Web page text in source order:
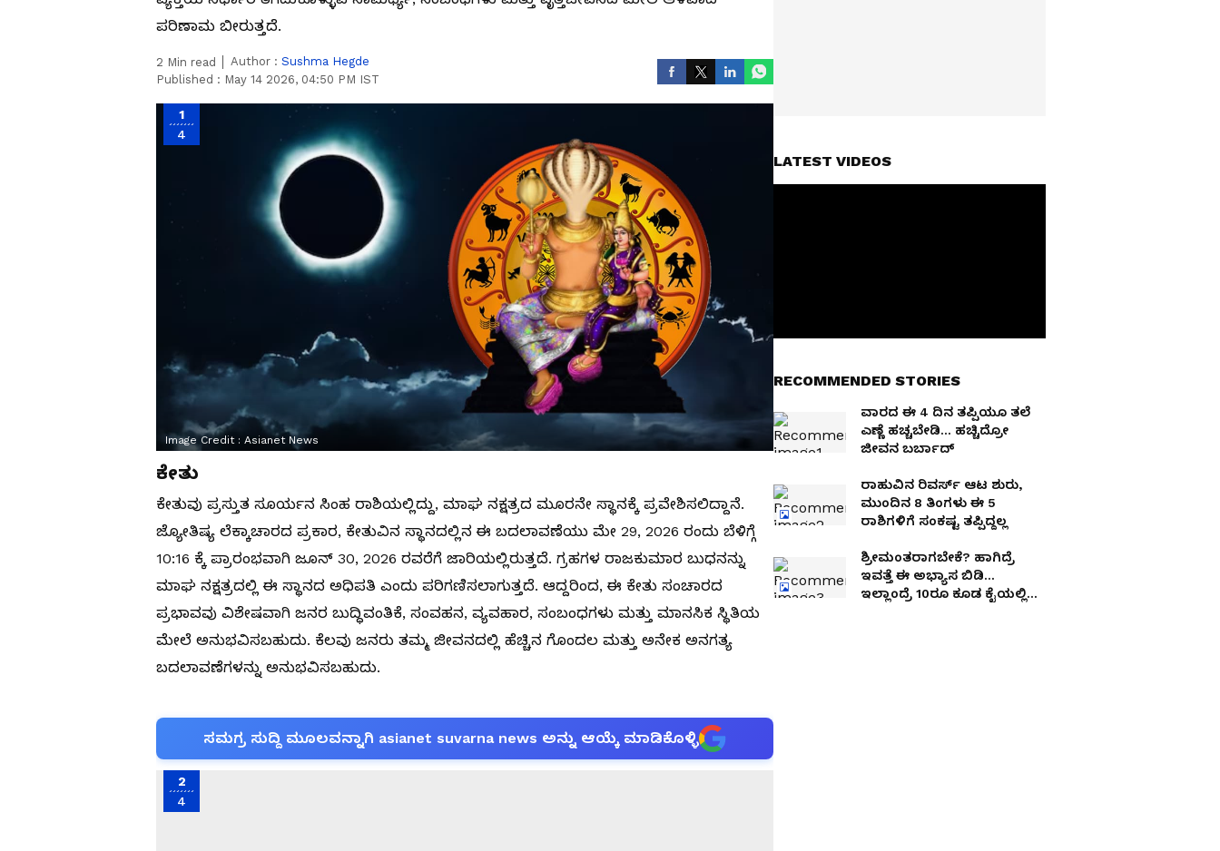
ಪರಿಣಾಮ ಬೀರುತ್ತದೆ.
2 Min read Author : Sushma Hegde
Published : May 14 2026, 04:50 PM IST
1
4
Image Credit : Asianet News
ಕೇತು
ಕೇತುವು ಪ್ರಸ್ತುತ ಸೂರ್ಯನ ಸಿಂಹ ರಾಶಿಯಲ್ಲಿದ್ದು, ಮಾಘ ನಕ್ಷತ್ರದ ಮೂರನೇ ಸ್ಥಾನಕ್ಕೆ ಪ್ರವೇಶಿಸಲಿದ್ದಾನೆ.
ಜ್ಯೋತಿಷ್ಯ ಲೆಕ್ಕಾಚಾರದ ಪ್ರಕಾರ, ಕೇತುವಿನ ಸ್ಥಾನದಲ್ಲಿನ ಈ ಬದಲಾವಣೆಯು ಮೇ 29, ​​2026 ರಂದು ಬೆಳಿಗ್ಗೆ
10:16 ಕ್ಕೆ ಪ್ರಾರಂಭವಾಗಿ ಜೂನ್ 30, 2026 ರವರೆಗೆ ಜಾರಿಯಲ್ಲಿರುತ್ತದೆ. ಗ್ರಹಗಳ ರಾಜಕುಮಾರ ಬುಧನನ್ನು
ಮಾಘ ನಕ್ಷತ್ರದಲ್ಲಿ ಈ ಸ್ಥಾನದ ಅಧಿಪತಿ ಎಂದು ಪರಿಗಣಿಸಲಾಗುತ್ತದೆ. ಆದ್ದರಿಂದ, ಈ ಕೇತು ಸಂಚಾರದ
ಪ್ರಭಾವವು ವಿಶೇಷವಾಗಿ ಜನರ ಬುದ್ಧಿವಂತಿಕೆ, ಸಂವಹನ, ವ್ಯವಹಾರ, ಸಂಬಂಧಗಳು ಮತ್ತು ಮಾನಸಿಕ ಸ್ಥಿತಿಯ
ಮೇಲೆ ಅನುಭವಿಸಬಹುದು. ಕೆಲವು ಜನರು ತಮ್ಮ ಜೀವನದಲ್ಲಿ ಹೆಚ್ಚಿನ ಗೊಂದಲ ಮತ್ತು ಅನೇಕ ಅನಗತ್ಯ
ಬದಲಾವಣೆಗಳನ್ನು ಅನುಭವಿಸಬಹುದು.
ಸಮಗ್ರ ಸುದ್ದಿ ಮೂಲವನ್ನಾಗಿ asianet suvarna news ಅನ್ನು ಆಯ್ಕೆ ಮಾಡಿಕೊಳ್ಳಿ
2
4
LATEST VIDEOS
RECOMMENDED STORIES
ವಾರದ ಈ 4 ದಿನ ತಪ್ಪಿಯೂ ತಲೆ
ಎಣ್ಣೆ ಹಚ್ಚಬೇಡಿ… ಹಚ್ಚಿದ್ರೋ
ಜೀವನ ಬರ್ಬಾದ್
ರಾಹುವಿನ ರಿವರ್ಸ್ ಆಟ ಶುರು,
ಮುಂದಿನ 8 ತಿಂಗಳು ಈ 5
ರಾಶಿಗಳಿಗೆ ಸಂಕಷ್ಟ ತಪ್ಪಿದ್ದಲ್ಲ
ಶ್ರೀಮಂತರಾಗಬೇಕೆ? ಹಾಗಿದ್ರೆ
ಇವತ್ತೆ ಈ ಅಭ್ಯಾಸ ಬಿಡಿ…
ಇಲ್ಲಾಂದ್ರೆ 10ರೂ ಕೂಡ ಕೈಯಲ್ಲಿ